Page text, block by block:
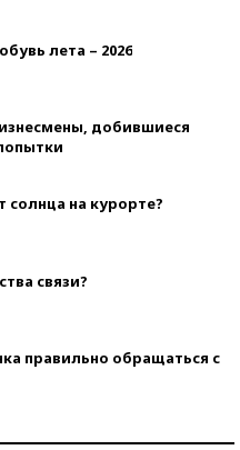
лета – 2026
добившиеся
солнца на курорте?
связи?
правильно обращаться с